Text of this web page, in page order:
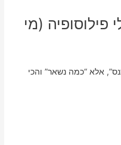
בלי פילוסופיה (מי
אלא “כמה נשאר” והכי